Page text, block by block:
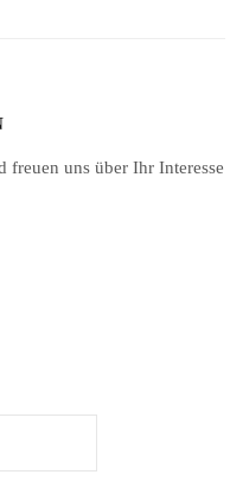
freuen uns über Ihr Interesse